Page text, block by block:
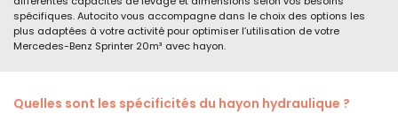
spécifiques. Autocito vous accompagne dans le choix des options les
plus adaptées à votre activité pour optimiser l’utilisation de votre
Mercedes-Benz Sprinter 20m³ avec hayon.
Quelles sont les spécificités du hayon hydraulique ?